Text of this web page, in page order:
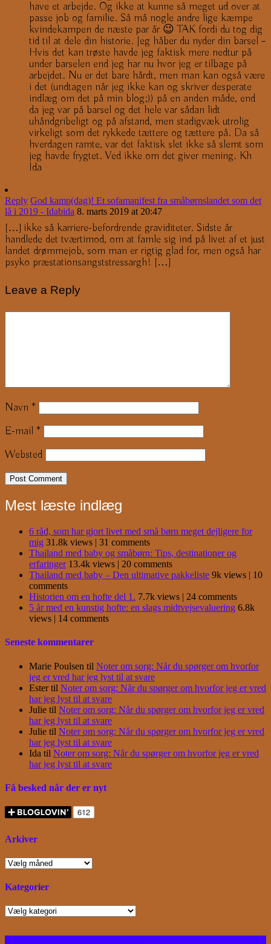
have et arbejde. Og ikke at kunne så meget ud over at
passe job og familie. Så må nogle andre lige kæmpe
kvindekampen de næste par år 😉 TAK fordi du tog dig
tid til at dele din historie. Jeg håber du nyder din barsel –
Hvis det kan trøste havde jeg faktisk mere nedtur på
under barselen end jeg har nu hvor jeg er tilbage på
arbejdet. Nu er det bare hårdt, men man kan også være
i det (undtagen når jeg ikke kan og skriver desperate
indlæg om det på min blog;)) på en anden måde, end
da jeg var på barsel og det hele var sådan lidt
uhåndgribeligt og på afstand, men stadigvæk utrolig
virkeligt som det rykkede tættere og tættere på. Da så
hverdagen ramte, var det faktisk slet ikke så slemt som
jeg havde frygtet. Ved ikke om det giver mening. Kh
Ida
Reply God kamp(dag)! Et sofamanifest fra småbørnslandet som det
lå i 2019 - Idabida 8. marts 2019 at 20:47
[…] ikke så karriere-befordrende graviditeter. Sidste år
handlede det tværtimod, om at famle sig ind på livet af et just
landet drømmejob, som man er rigtig glad for, men også har
psyko præstationsangststressargh! […]
Leave a Reply
Navn *
E-mail *
Websted
Mest læste indlæg
6 råd, som har gjort livet med små børn meget dejligere for
mig 31.8k views | 31 comments
Thailand med baby og småbørn: Tips, destinationer og
erfaringer 13.4k views | 20 comments
Thailand med baby – Den ultimative pakkeliste 9k views | 10
comments
Historien om en hofte del 1. 7.7k views | 24 comments
5 år med en kunstig hofte: en slags midtvejsevaluering 6.8k
views | 14 comments
Seneste kommentarer
Marie Poulsen til Noter om sorg: Når du spørger om hvorfor
jeg er vred har jeg lyst til at svare
Estertil Noter om sorg: Når du spørger om hvorfor jeg er vred
har jeg lyst til at svare
Julie til Noter om sorg: Når du spørger om hvorfor jeg er vred
har jeg lyst til at svare
Julie til Noter om sorg: Når du spørger om hvorfor jeg er vred
har jeg lyst til at svare
Ida til Noter om sorg: Når du spørger om hvorfor jeg er vred
har jeg lyst til at svare
Få besked når der er nyt
Arkiver
Arkiver
Kategorier
Kategorier